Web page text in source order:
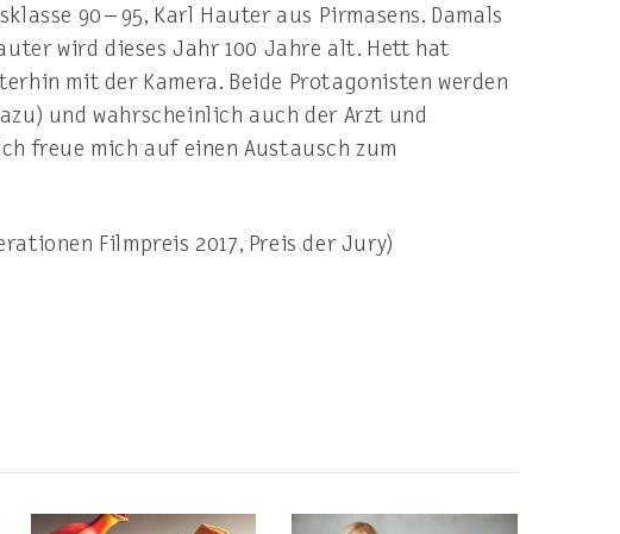
90 – 95, Karl Hauter aus Pirmasens. Damals
wird dieses Jahr 100 Jahre alt. Hett hat
mit der Kamera. Beide Protagonisten werden
und wahrscheinlich auch der Arzt und
freue mich auf einen Austausch zum
Filmpreis 2017, Preis der Jury)